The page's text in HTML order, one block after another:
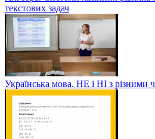
текстових задач
Українська мова. НЕ і НІ з різними